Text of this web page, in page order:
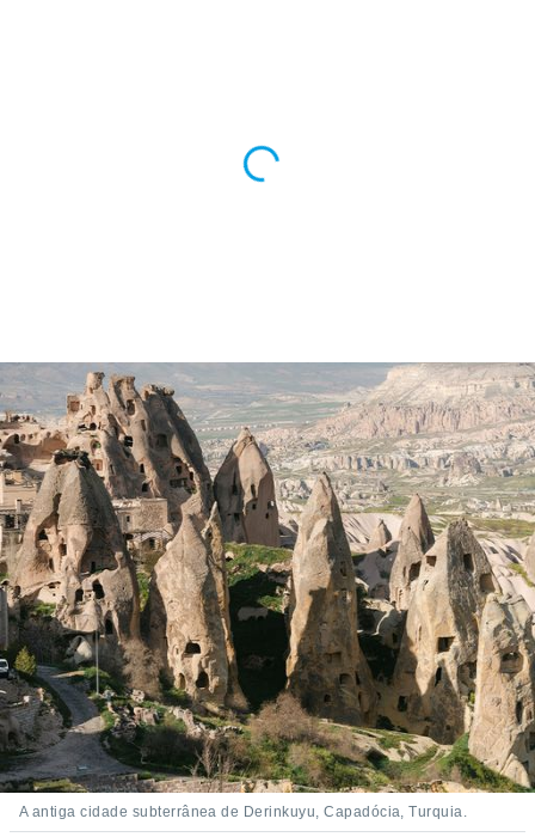
A antiga cidade subterrânea de Derinkuyu, Capadócia, Turquia.